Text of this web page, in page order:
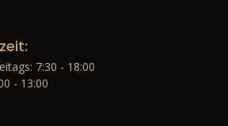
7:30 - 18:00
- 13:00